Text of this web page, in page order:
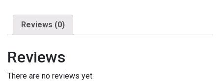
Reviews (0)
Reviews
There are no reviews yet.